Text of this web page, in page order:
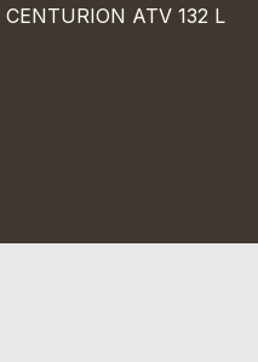
ATV 132 L